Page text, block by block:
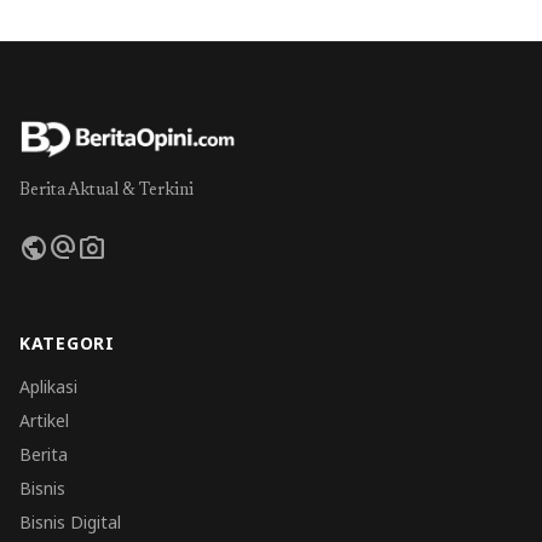
Berita Aktual & Terkini
publicalternate_emailphoto_camera
KATEGORI
Aplikasi
Artikel
Berita
Bisnis
Bisnis Digital